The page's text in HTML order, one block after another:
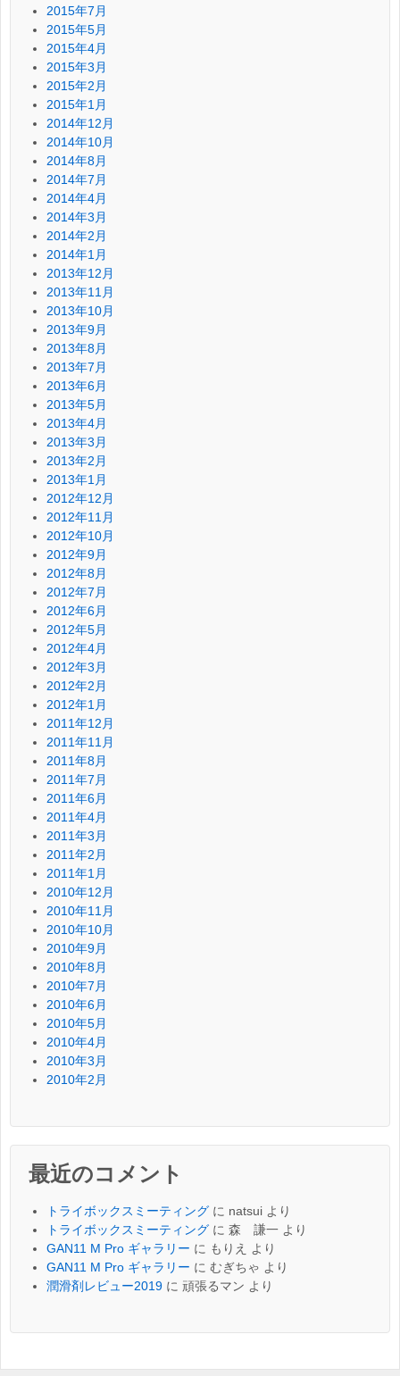
2015年7月
2015年5月
2015年4月
2015年3月
2015年2月
2015年1月
2014年12月
2014年10月
2014年8月
2014年7月
2014年4月
2014年3月
2014年2月
2014年1月
2013年12月
2013年11月
2013年10月
2013年9月
2013年8月
2013年7月
2013年6月
2013年5月
2013年4月
2013年3月
2013年2月
2013年1月
2012年12月
2012年11月
2012年10月
2012年9月
2012年8月
2012年7月
2012年6月
2012年5月
2012年4月
2012年3月
2012年2月
2012年1月
2011年12月
2011年11月
2011年8月
2011年7月
2011年6月
2011年4月
2011年3月
2011年2月
2011年1月
2010年12月
2010年11月
2010年10月
2010年9月
2010年8月
2010年7月
2010年6月
2010年5月
2010年4月
2010年3月
2010年2月
最近のコメント
トライボックスミーティング に natsui より
トライボックスミーティング に 森 謙一 より
GAN11 M Pro ギャラリー に もりえ
より
GAN11 M Pro ギャラリー に むぎちゃ より
潤滑剤レビュー2019 に 頑張るマン より